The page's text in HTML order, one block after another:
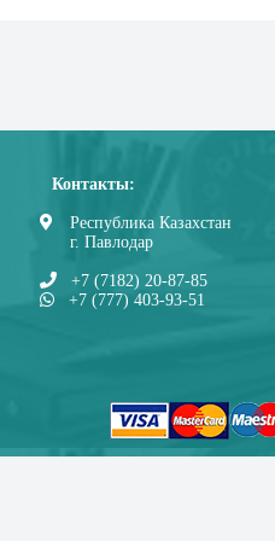
Контакты:
Республика Казахстан
г. Павлодар
+7 (7182) 20-87-85
+7 (777) 403-93-51